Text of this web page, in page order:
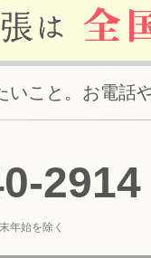
こと。お電話
-2914
年始を除く